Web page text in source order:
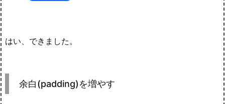
はい、できました。
余白(padding)を増やす